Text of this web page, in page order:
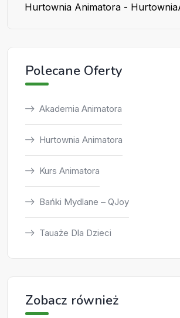
Hurtownia Animatora -
Polecane Oferty
Akademia Animatora
Hurtownia Animatora
Kurs Animatora
Bańki Mydlane – QJoy
Tauaże Dla Dzieci
Zobacz również